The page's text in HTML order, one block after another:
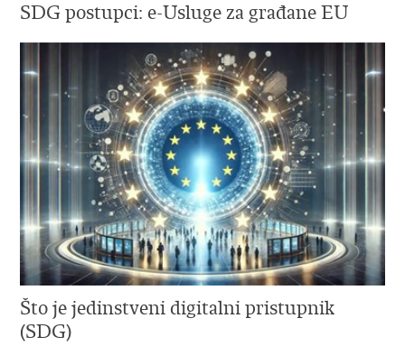
SDG postupci: e-Usluge za građane EU
Što je jedinstveni digitalni pristupnik
(SDG)